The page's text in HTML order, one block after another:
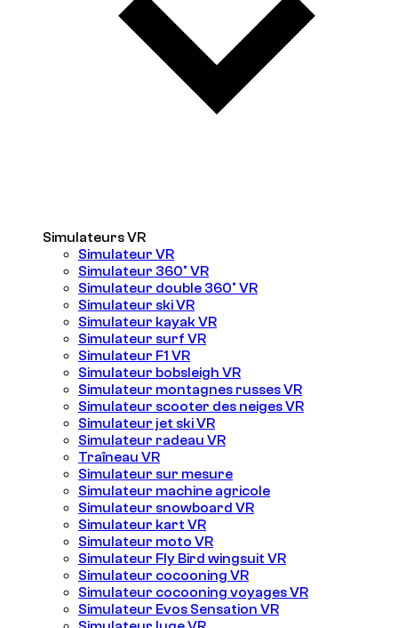
Simulateurs VR
Simulateur VR
Simulateur 360° VR
Simulateur double 360° VR
Simulateur ski VR
Simulateur kayak VR
Simulateur surf VR
Simulateur F1 VR
Simulateur bobsleigh VR
Simulateur montagnes russes VR
Simulateur scooter des neiges VR
Simulateur jet ski VR
Simulateur radeau VR
Traîneau VR
Simulateur sur mesure
Simulateur machine agricole
Simulateur snowboard VR
Simulateur kart VR
Simulateur moto VR
Simulateur Fly Bird wingsuit VR
Simulateur cocooning VR
Simulateur cocooning voyages VR
Simulateur Evos Sensation VR